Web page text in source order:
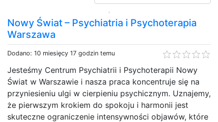
Nowy Świat – Psychiatria i Psychoterapia
Warszawa
Dodano: 10 miesięcy 17 godzin temu
Jesteśmy Centrum Psychiatrii i Psychoterapii Nowy
Świat w Warszawie i nasza praca koncentruje się na
przyniesieniu ulgi w cierpieniu psychicznym. Uznajemy,
że pierwszym krokiem do spokoju i harmonii jest
skuteczne ograniczenie intensywności objawów, które